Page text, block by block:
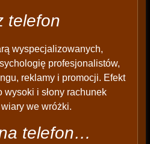
telefon
wyspecjalizowanych,
profesjonalistów,
reklamy i promocji. Efekt
i słony rachunek
we wróżki.
telefon…